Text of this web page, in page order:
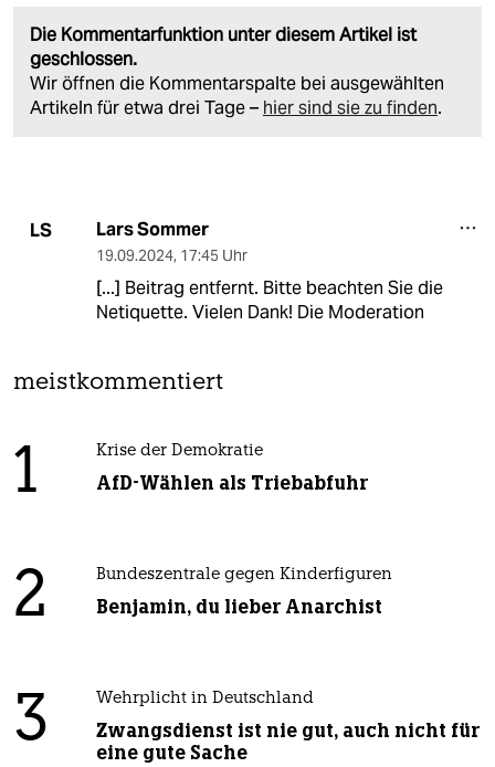
Die Kommentarfunktion unter diesem Artikel ist
geschlossen.
Wir öffnen die Kommentarspalte bei ausgewählten
Artikeln für etwa drei Tage – hier sind sie zu finden.
LS Lars Sommer
19.09.2024, 17:45 Uhr
[...] Beitrag entfernt. Bitte beachten Sie die
Netiquette. Vielen Dank! Die Moderation
meistkommentiert
1 Krise der Demokratie
AfD-Wählen als Triebabfuhr
2 Bundeszentrale gegen Kinderfiguren
Benjamin, du lieber Anarchist
3 Wehrplicht in Deutschland
Zwangsdienst ist nie gut, auch nicht für
eine gute Sache